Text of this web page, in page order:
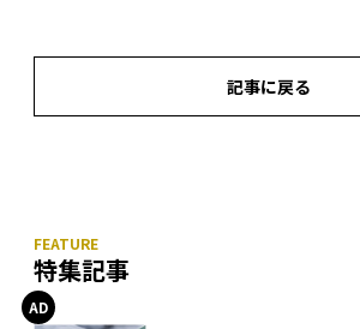
記事に戻る
特集記事